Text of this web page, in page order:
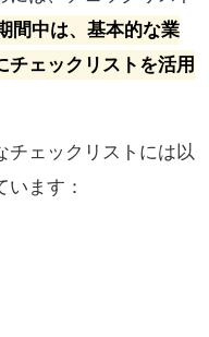
間中は、基本的な業
ェックリストを活用
チェックリストには以
ます：